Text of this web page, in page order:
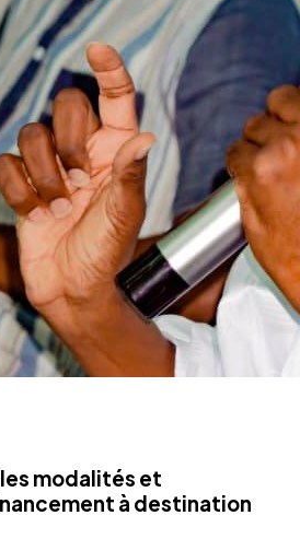
modalités et
à destination